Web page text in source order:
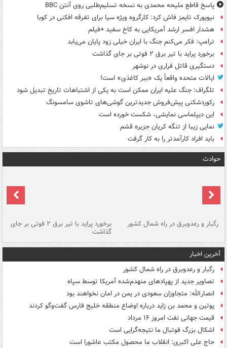
پاسخ قاطع ملیحه محمدی به نسخه تسلیم‌طلبی روی آنتن BBC
نیویورک تایمز فاش کرد: کارگروه ویژه سیا برای تفرقه افکنی در کوبا
هشدار افسر ارشد آمریکایی به کاخ سفید +فیلم
ترامپ: فکر می‌کنم جنگ با ایران خیلی زود پایان می‌یابد
برخورد پراید با تیر برق ۲ فوتی بر جای گذاشت
دستگیری قاتل فراری در نوشهر
ایالات متحده واقعاً یک «ببر کاغذی» است!
تلگراف: جنگ علیه ایران ممکن است به یکی از اشتباهات تاریخ تبدیل شود
رکوردشکنی پیش‌فروش جدیدترین گوشی‌های تاشوی سامسونگ
این دیپلماسی نمایشی، شکست خورده است
نمایی زیبا از تنگه کریان جزیره قشم
باید افراد کارآمدتر را به کار گرفت
حوادث
رگبار و رعدوبرق در راه شمال کشور برخورد پراید با تیر برق ۲ فوتی بر جای
گذاشت
آخرین اخبار
رگبار و رعدوبرق در راه شمال کشور
تصاویر جدید از پهپادهای منهدم‌شده آمریکا توسط سپاه
انصارالله: متجاوزان سعودی در یمن در امان نخواهند بود
پوتین و محمد بن زاید درباره اوضاع منطقه خلیج فارس گفت‌وگو کردند
قیمت جهانی نفت امروز ۱۶ مرداد
اشکال بزرگ فوتبال ما نتیجه‌گرایی است
حاج علی اکبری: انقلاب ما محصول مکتب عاشورا است